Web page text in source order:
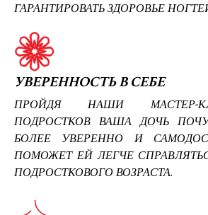
ГАРАНТИРОВАТЬ ЗДОРОВЬЕ
УВЕРЕННОСТЬ В СЕБЕ
ПРОЙДЯ НАШИ МАСТЕР-
ПОДРОСТКОВ ВАША ДОЧЬ
БОЛЕЕ УВЕРЕННО И
ПОМОЖЕТ ЕЙ ЛЕГЧЕ
ПОДРОСТКОВОГО ВОЗРАСТА.